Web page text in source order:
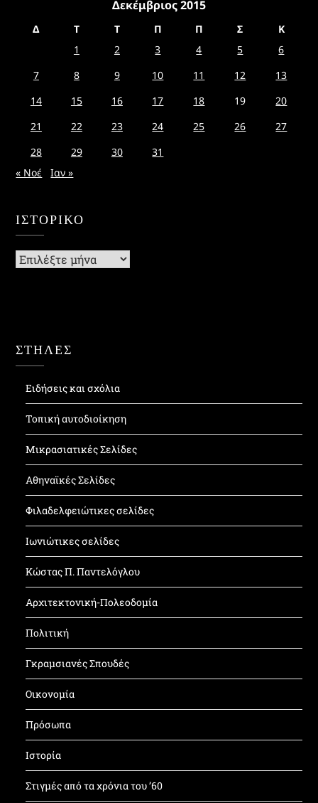
Δεκέμβριος 2015
Δ Τ Τ Π Π Σ
Κ
1
2 3 4 5
6
7
8 9 10 11 12
13
14
15 16 17 18 19
20
21
22 23 24 25 26
27
28
29 30
31
« Νοέ
Ιαν »
ΙΣΤΟΡΙΚΌ
Ιστορικό
ΣΤΗΛΕΣ
Ειδήσεις και σχόλια
Τοπική αυτοδιοίκηση
Μικρασιατικές Σελίδες
Αθηναϊκές Σελίδες
Φιλαδελφειώτικες σελίδες
Ιωνιώτικες σελίδες
Κώστας Π. Παντελόγλου
Αρχιτεκτονική-Πολεοδομία
Πολιτική
Γκραμσιανές Σπουδές
Οικονομία
Πρόσωπα
Ιστορία
Στιγμές από τα χρόνια του ’60